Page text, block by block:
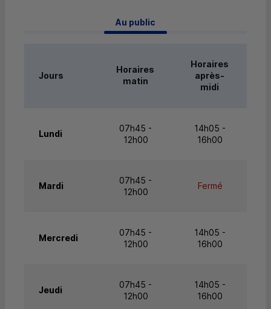
Au public
Jours
Horaires
matin
Horaires
après-
midi
Lundi
07h45 -
12h00
14h05 -
16h00
Mardi
07h45 -
12h00
Fermé
Mercredi
07h45 -
12h00
14h05 -
16h00
Jeudi
07h45 -
12h00
14h05 -
16h00